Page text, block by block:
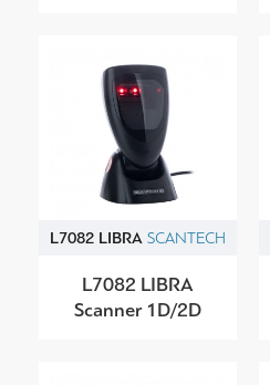
L7082 LIBRA SCANTECH
L7082 LIBRA
Scanner 1D/2D